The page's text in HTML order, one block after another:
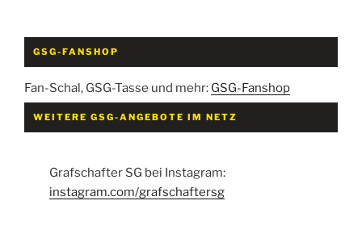
GSG-FANSHOP
Fan-Schal, GSG-Tasse und mehr: GSG-Fanshop
WEITERE GSG-ANGEBOTE IM NETZ
Grafschafter SG bei Instagram:
instagram.com/grafschaftersg